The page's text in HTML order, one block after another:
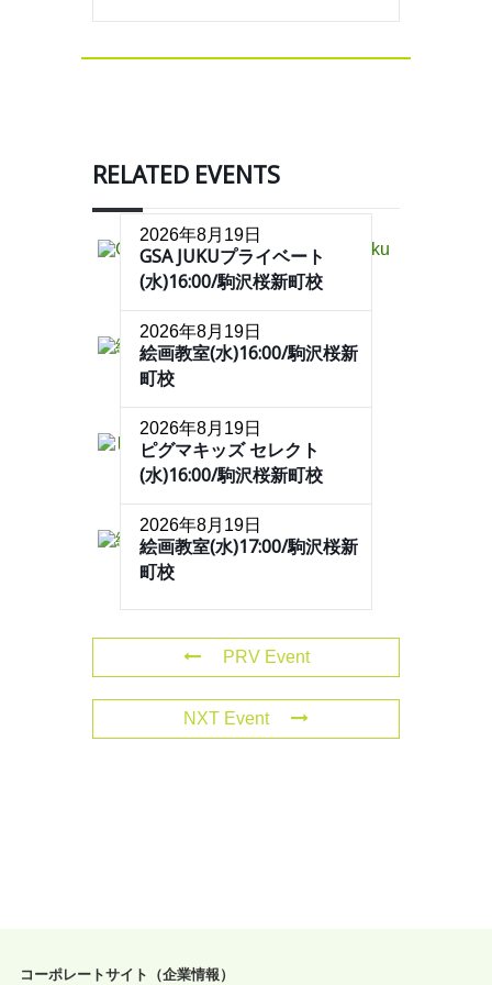
RELATED EVENTS
2026年8月19日
GSA JUKUプライベート
(水)16:00/駒沢桜新町校
2026年8月19日
絵画教室(水)16:00/駒沢桜新
町校
2026年8月19日
ピグマキッズ セレクト
(水)16:00/駒沢桜新町校
2026年8月19日
絵画教室(水)17:00/駒沢桜新
町校
PRV Event
NXT Event
コーポレートサイト（企業情報）